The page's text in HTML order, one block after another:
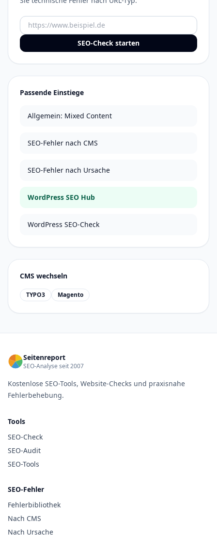
URL
SEO-Check starten
Passende Einstiege
Allgemein: Mixed Content
SEO-Fehler nach CMS
SEO-Fehler nach Ursache
WordPress SEO Hub
WordPress SEO-Check
CMS wechseln
TYPO3 Magento
Seitenreport
SEO-Analyse seit 2007
Kostenlose SEO-Tools, Website-Checks und praxisnahe
Fehlerbehebung.
Tools
SEO-Check
SEO-Audit
SEO-Tools
SEO-Fehler
Fehlerbibliothek
Nach CMS
Nach Ursache